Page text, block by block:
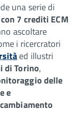
una serie di
7 crediti ECM
ascoltare
i ricercratori
ed illustri
di Torino,
delle
e